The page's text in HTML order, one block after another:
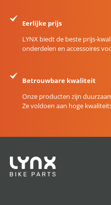
Eerlijke prijs
LYNX biedt de beste prijs-
onderdelen en accessoires
Betrouwbare kwaliteit
Onze producten zijn
Ze voldoen aan hoge